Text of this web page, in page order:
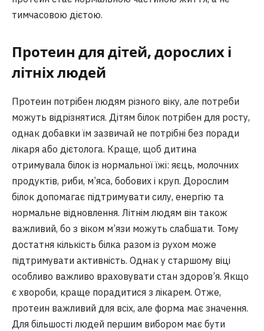
тимчасовою дієтою.
Протеин для дітей, дорослих і
літніх людей
Протеин потрібен людям різного віку, але потреби
можуть відрізнятися. Дітям білок потрібен для росту,
однак добавки їм зазвичай не потрібні без поради
лікаря або дієтолога. Краще, щоб дитина
отримувала білок із нормальної їжі: яєць, молочних
продуктів, риби, м’яса, бобових і круп. Дорослим
білок допомагає підтримувати силу, енергію та
нормальне відновлення. Літнім людям він також
важливий, бо з віком м’язи можуть слабшати. Тому
достатня кількість білка разом із рухом може
підтримувати активність. Однак у старшому віці
особливо важливо враховувати стан здоров’я. Якщо
є хвороби, краще порадитися з лікарем. Отже,
протеин важливий для всіх, але форма має значення.
Для більшості людей першим вибором має бути